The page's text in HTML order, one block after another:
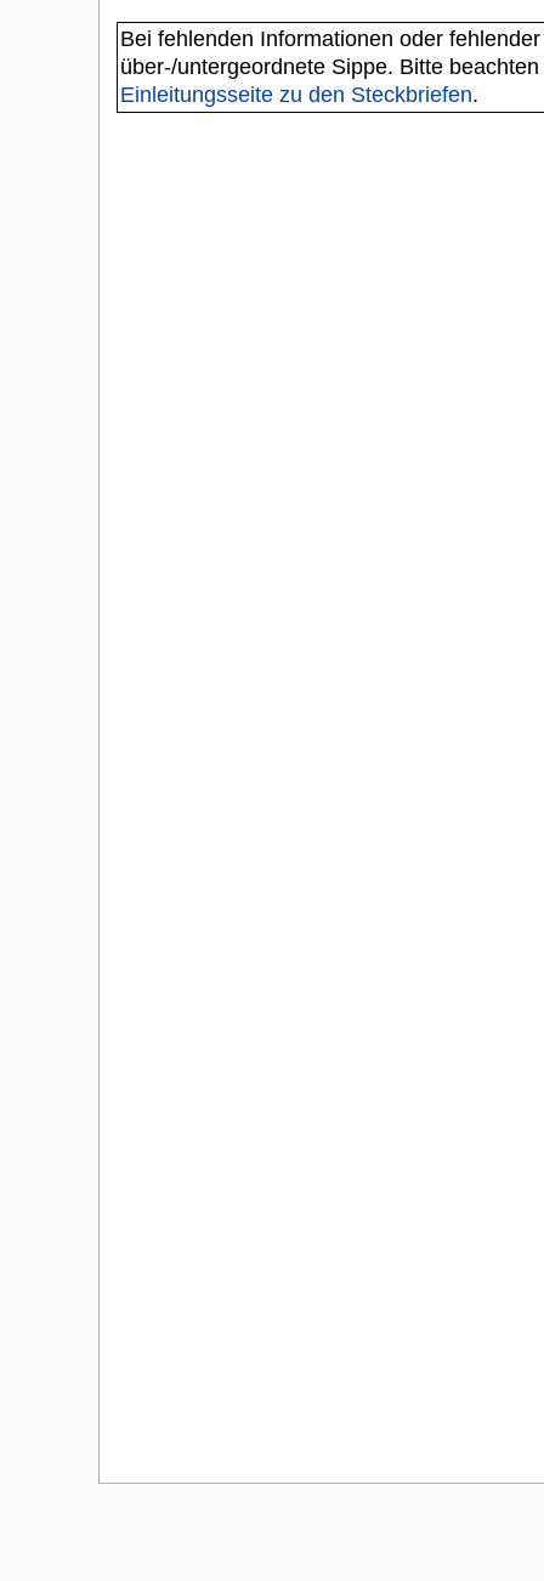
Bei fehlenden Informationen oder
über-/untergeordnete Sippe. Bitte
Einleitungsseite zu den Steckbriefen.